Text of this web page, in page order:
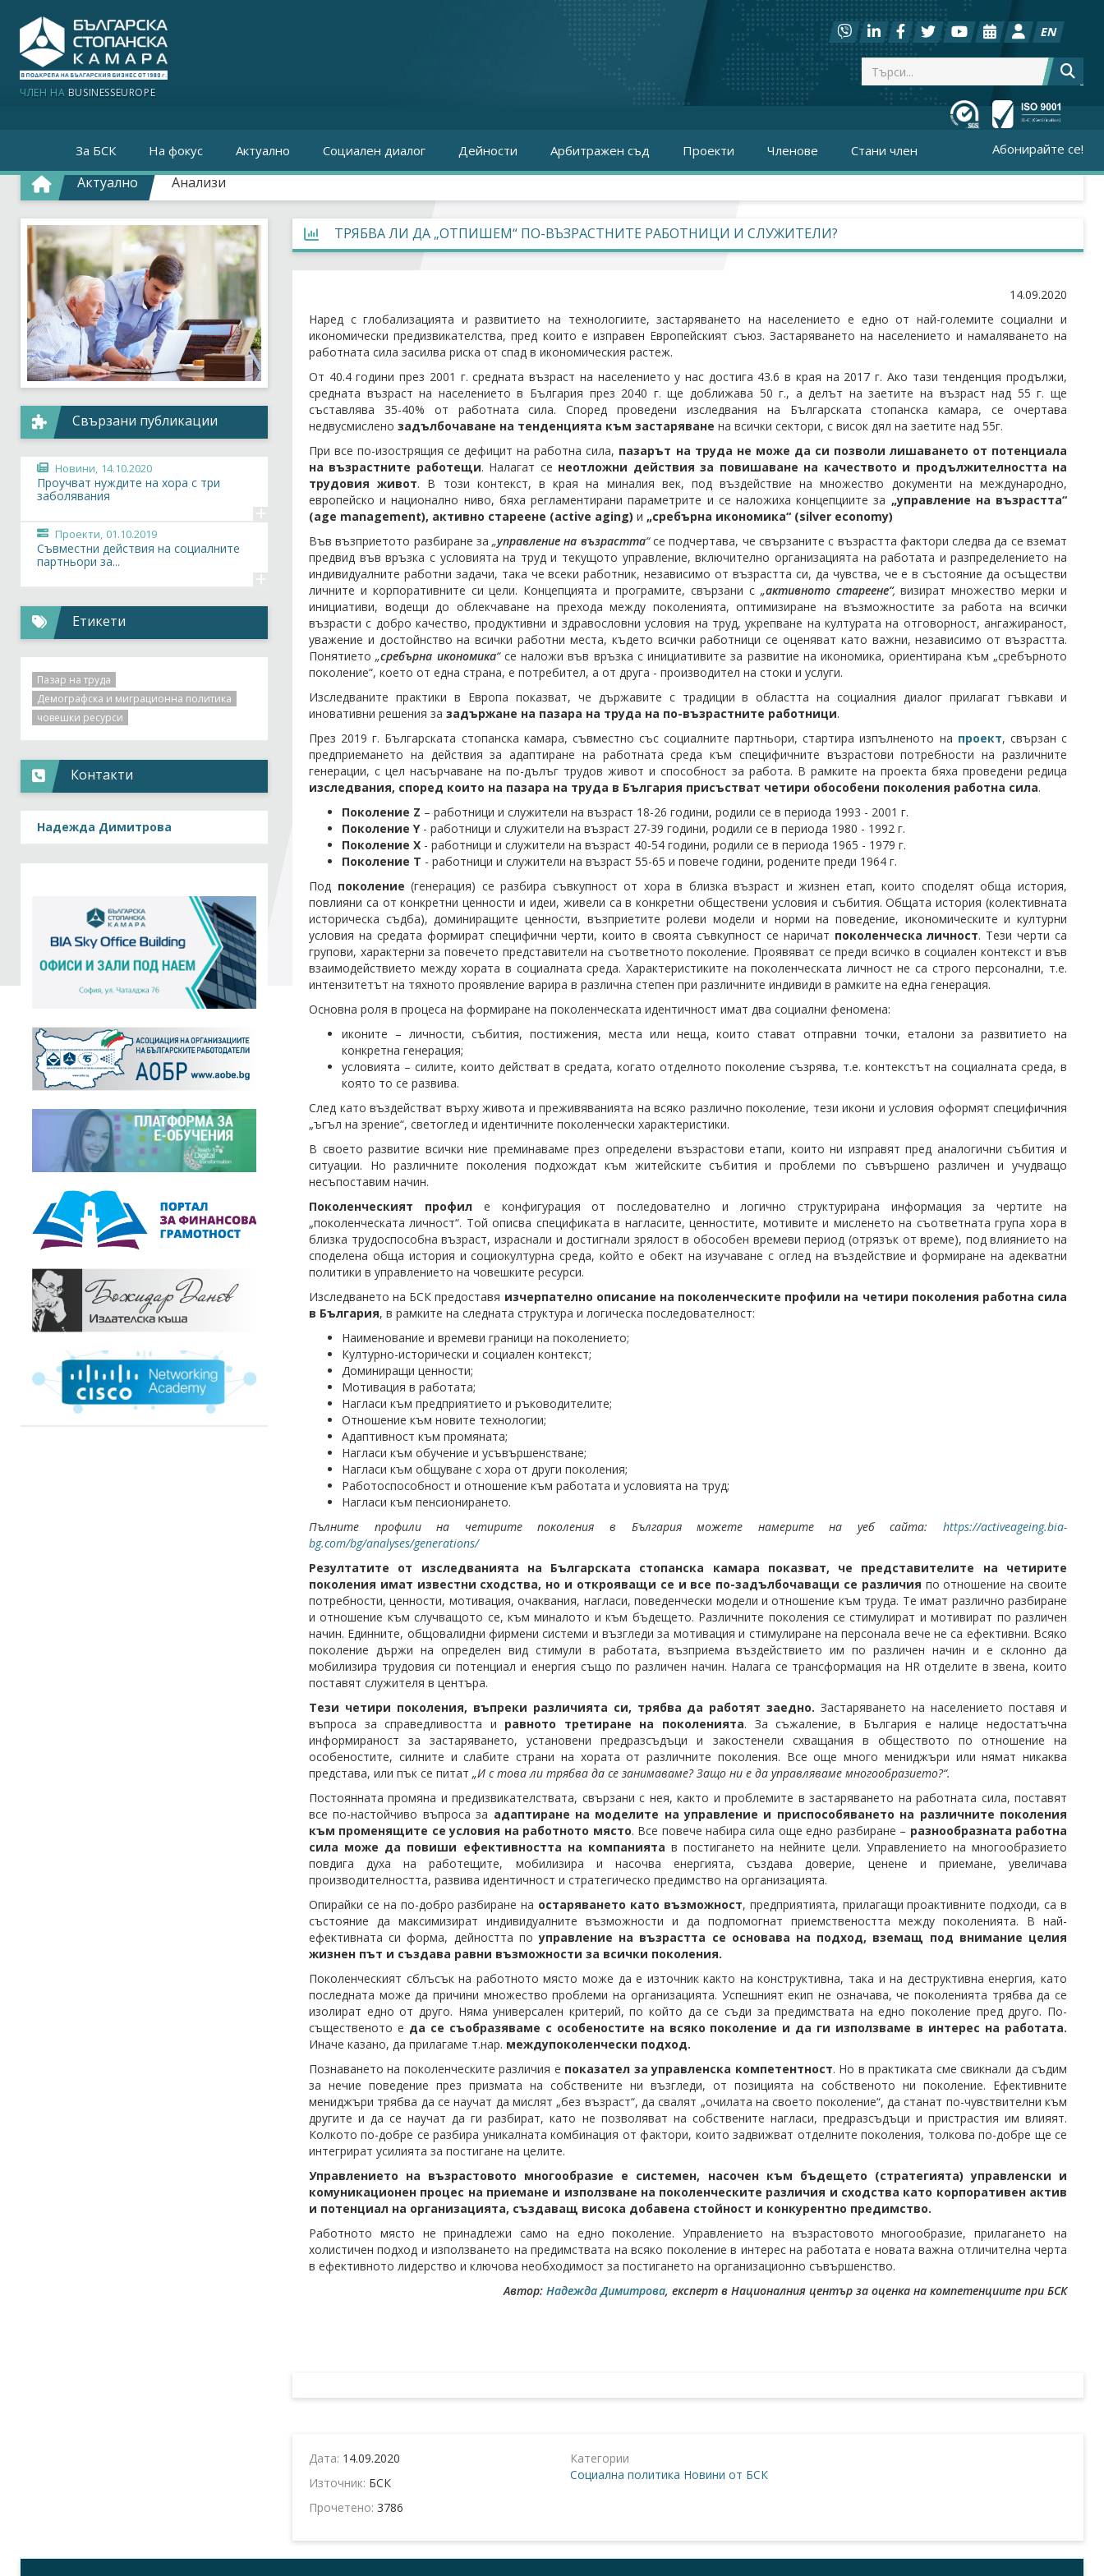
ЧЛЕН НА BUSINESSEUROPE
EN
За БСК На фокус Актуално Социален диалог Дейности Арбитражен съд Проекти Членове Стани член Абонирайте се!
Актуално Анализи
ТРЯБВА ЛИ ДА „ОТПИШЕМ“ ПО-ВЪЗРАСТНИТЕ РАБОТНИЦИ И СЛУЖИТЕЛИ?
14.09.2020
Наред с глобализацията и развитието на технологиите, застаряването на населението е едно от най-големите социални и
икономически предизвикателства, пред които е изправен Европейският съюз. Застаряването на населението и намаляването на
работната сила засилва риска от спад в икономическия растеж.
От 40.4 години през 2001 г. средната възраст на населението у нас достига 43.6 в края на 2017 г. Ако тази тенденция продължи,
средната възраст на населението в България през 2040 г. ще доближава 50 г., а делът на заетите на възраст над 55 г. ще
съставлява 35-40% от работната сила. Според проведени изследвания на Българската стопанска камара, се очертава
недвусмислено задълбочаване на тенденцията към застаряване на всички сектори, с висок дял на заетите над 55г.
При все по-изострящия се дефицит на работна сила, пазарът на труда не може да си позволи лишаването от потенциала
на възрастните работещи. Налагат се неотложни действия за повишаване на качеството и продължителността на
трудовия живот. В този контекст, в края на миналия век, под въздействие на множество документи на международно,
европейско и национално ниво, бяха регламентирани параметрите и се наложиха концепциите за „управление на възрастта“
(age management), активно стареене (active aging) и „сребърна икономика“ (silver economy)
Във възприетото разбиране за„управление на възрастта“се подчертава, че свързаните с възрастта фактори следва да се вземат
предвид във връзка с условията на труд и текущото управление, включително организацията на работата и разпределението на
индивидуалните работни задачи, така че всеки работник, независимо от възрастта си, да чувства, че е в състояние да осъществи
личните и корпоративните си цели. Концепцията и програмите, свързани с „активното стареене“, визират множество мерки и
инициативи, водещи до облекчаване на прехода между поколенията, оптимизиране на възможностите за работа на всички
възрасти с добро качество, продуктивни и здравословни условия на труд, укрепване на културата на отговорност, ангажираност,
уважение и достойнство на всички работни места, където всички работници се оценяват като важни, независимо от възрастта.
Понятието„сребърна икономика“се наложи във връзка с инициативите за развитие на икономика, ориентирана към „сребърното
поколение“, което от една страна, е потребител, а от друга - производител на стоки и услуги.
Изследваните практики в Европа показват, че държавите с традиции в областта на социалния диалог прилагат гъвкави и
иновативни решения за задържане на пазара на труда на по-възрастните работници.
През 2019 г. Българската стопанска камара, съвместно със социалните партньори, стартира изпълненото на проект, свързан с
предприемането на действия за адаптиране на работната среда към специфичните възрастови потребности на различните
генерации, с цел насърчаване на по-дълъг трудов живот и способност за работа. В рамките на проекта бяха проведени редица
изследвания, според които на пазара на труда в България присъстват четири обособени поколения работна сила.
Поколение Z – работници и служители на възраст 18-26 години, родили се в периода 1993 - 2001 г.
Поколение Y- работници и служители на възраст 27-39 години, родили се в периода 1980 - 1992 г.
Поколение X - работници и служители на възраст 40-54 години, родили се в периода 1965 - 1979 г.
Поколение Т - работници и служители на възраст 55-65 и повече години, родените преди 1964 г.
Под поколение (генерация) се разбира съвкупност от хора в близка възраст и жизнен етап, които споделят обща история,
повлияни са от конкретни ценности и идеи, живели са в конкретни обществени условия и събития. Общата история (колективната
историческа съдба), доминиращите ценности, възприетите ролеви модели и норми на поведение, икономическите и културни
условия на средата формират специфични черти, които в своята съвкупност се наричат поколенческа личност. Тези черти са
групови, характерни за повечето представители на съответното поколение. Проявяват се преди всичко в социален контекст и във
взаимодействието между хората в социалната среда. Характеристиките на поколенческата личност не са строго персонални, т.е.
интензитетът на тяхното проявление варира в различна степен при различните индивиди в рамките на една генерация.
Основна роля в процеса на формиране на поколенческата идентичност имат два социални феномена:
иконите – личности, събития, постижения, места или неща, които стават отправни точки, еталони за развитието на
конкретна генерация;
условията – силите, които действат в средата, когато отделното поколение съзрява, т.е. контекстът на социалната среда, в
която то се развива.
След като въздействат върху живота и преживяванията на всяко различно поколение, тези икони и условия оформят специфичния
„ъгъл на зрение“, светоглед и идентичните поколенчески характеристики.
В своето развитие всички ние преминаваме през определени възрастови етапи, които ни изправят пред аналогични събития и
ситуации. Но различните поколения подхождат към житейските събития и проблеми по съвършено различен и учудващо
несъпоставим начин.
Поколенческият профиле конфигурация от последователно и логично структурирана информация за чертите на
„поколенческата личност“. Той описва спецификата в нагласите, ценностите, мотивите и мисленето на съответната група хора в
близка трудоспособна възраст, израснали и достигнали зрялост в обособен времеви период (отрязък от време), под влиянието на
споделена обща история и социокултурна среда, който е обект на изучаване с оглед на въздействие и формиране на адекватни
политики в управлението на човешките ресурси.
Изследването на БСК предоставя изчерпателно описание на поколенческите профили на четири поколения работна сила
в България, в рамките на следната структура и логическа последователност:
Наименование и времеви граници на поколението;
Културно-исторически и социален контекст;
Доминиращи ценности;
Мотивация в работата;
Нагласи към предприятието и ръководителите;
Отношение към новите технологии;
Адаптивност към промяната;
Нагласи към обучение и усъвършенстване;
Нагласи към общуване с хора от други поколения;
Работоспособност и отношение към работата и условията на труд;
Нагласи към пенсионирането.
Пълните профили на четирите поколения в България можете намерите на уеб сайта: https://activeageing.bia-
bg.com/bg/analyses/generations/
Резултатите от изследванията на Българската стопанска камара показват, че представителите на четирите
поколения имат известни сходства, но и открояващи се и все по-задълбочаващи се различия по отношение на своите
потребности, ценности, мотивация, очаквания, нагласи, поведенчески модели и отношение към труда. Те имат различно разбиране
и отношение към случващото се, към миналото и към бъдещето. Различните поколения се стимулират и мотивират по различен
начин. Единните, общовалидни фирмени системи и възгледи за мотивация и стимулиране на персонала вече не са ефективни. Всяко
поколение държи на определен вид стимули в работата, възприема въздействието им по различен начин и е склонно да
мобилизира трудовия си потенциал и енергия също по различен начин. Налага се трансформация на HR отделите в звена, които
поставят служителя в центъра.
Тези четири поколения, въпреки различията си, трябва да работят заедно.Застаряването на населението поставя и
въпроса за справедливостта и равното третиране на поколенията. За съжаление, в България е налице недостатъчна
информираност за застаряването, установени предразсъдъци и закостенели схващания в обществото по отношение на
особеностите, силните и слабите страни на хората от различните поколения. Все още много мениджъри или нямат никаква
представа, или пък се питат „И с това ли трябва да се занимаваме? Защо ни е да управляваме многообразието?“.
Постоянната промяна и предизвикателствата, свързани с нея, както и проблемите в застаряването на работната сила, поставят
все по-настойчиво въпроса за адаптиране на моделите на управление и приспособяването на различните поколения
към променящите се условия на работното място. Все повече набира сила още едно разбиране – разнообразната работна
сила може да повиши ефективността на компанията в постигането на нейните цели. Управлението на многообразието
повдига духа на работещите, мобилизира и насочва енергията, създава доверие, ценене и приемане, увеличава
производителността, развива идентичност и стратегическо предимство на организацията.
Опирайки се на по-добро разбиране на остаряването като възможност, предприятията, прилагащи проактивните подходи, са в
състояние да максимизират индивидуалните възможности и да подпомогнат приемствеността между поколенията. В най-
ефективната си форма, дейността по управление на възрастта се основава на подход, вземащ под внимание целия
жизнен път и създава равни възможности за всички поколения.
Поколенческият сблъсък на работното място може да е източник както на конструктивна, така и на деструктивна енергия, като
последната може да причини множество проблеми на организацията. Успешният екип не означава, че поколенията трябва да се
изолират едно от друго. Няма универсален критерий, по който да се съди за предимствата на едно поколение пред друго. По-
същественото е да се съобразяваме с особеностите на всяко поколение и да ги използваме в интерес на работата.
Иначе казано, да прилагаме т.нар. междупоколенчески подход.
Познаването на поколенческите различия е показател за управленска компетентност. Но в практиката сме свикнали да съдим
за нечие поведение през призмата на собствените ни възгледи, от позицията на собственото ни поколение. Ефективните
мениджъри трябва да се научат да мислят „без възраст“, да свалят „очилата на своето поколение“, да станат по-чувствителни към
другите и да се научат да ги разбират, като не позволяват на собствените нагласи, предразсъдъци и пристрастия им влияят.
Колкото по-добре се разбира уникалната комбинация от фактори, които задвижват отделните поколения, толкова по-добре ще се
интегрират усилията за постигане на целите.
Управлението на възрастовото многообразие е системен, насочен към бъдещето (стратегията) управленски и
комуникационен процес на приемане и използване на поколенческите различия и сходства като корпоративен актив
и потенциал на организацията, създаващ висока добавена стойност и конкурентно предимство.
Работното място не принадлежи само на едно поколение. Управлението на възрастовото многообразие, прилагането на
холистичен подход и използването на предимствата на всяко поколение в интерес на работата е новата важна отличителна черта
в ефективното лидерство и ключова необходимост за постигането на организационно съвършенство.
Автор: Надежда Димитрова, експерт в Националния център за оценка на компетенциите при БСК
Дата: 14.09.2020
Източник: БСК
Прочетено: 3786
Категории
Социална политика Новини от БСК
Свързани публикации
Новини, 14.10.2020
Проучват нуждите на хора с три
заболявания
+
Проекти, 01.10.2019
Съвместни действия на социалните
партньори за...
+
Етикети
Пазар на труда
Демографска и миграционна политика
човешки ресурси
Контакти
Надежда Димитрова